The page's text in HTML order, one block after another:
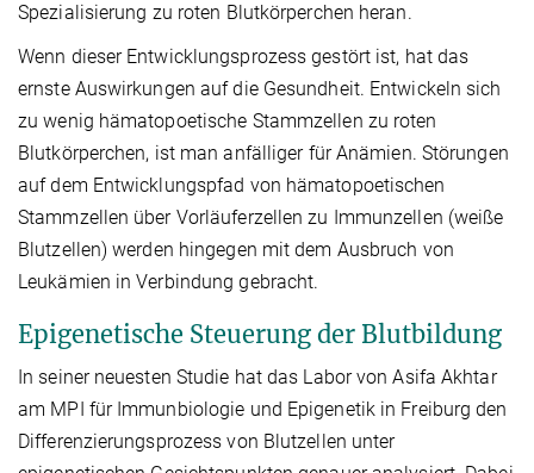
Spezialisierung zu roten Blutkörperchen heran.
Wenn dieser Entwicklungsprozess gestört ist, hat das
ernste Auswirkungen auf die Gesundheit. Entwickeln sich
zu wenig hämatopoetische Stammzellen zu roten
Blutkörperchen, ist man anfälliger für Anämien. Störungen
auf dem Entwicklungspfad von hämatopoetischen
Stammzellen über Vorläuferzellen zu Immunzellen (weiße
Blutzellen) werden hingegen mit dem Ausbruch von
Leukämien in Verbindung gebracht.
Epigenetische Steuerung der Blutbildung
In seiner neuesten Studie hat das Labor von Asifa Akhtar
am MPI für Immunbiologie und Epigenetik in Freiburg den
Differenzierungsprozess von Blutzellen unter